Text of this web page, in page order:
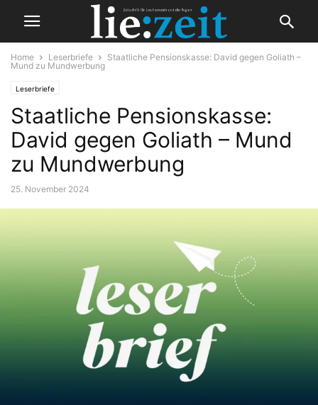
Home Leserbriefe
Staatliche Pensionskasse: David gegen Goliath –
Mund zu Mundwerbung
Leserbriefe
Staatliche Pensionskasse:
David gegen Goliath – Mund
zu Mundwerbung
25. November 2024